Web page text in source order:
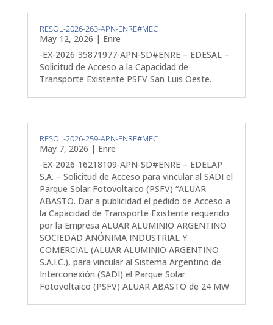
RESOL-2026-263-APN-ENRE#MEC
May 12, 2026 | Enre
-EX-2026-35871977-APN-SD#ENRE – EDESAL –
Solicitud de Acceso a la Capacidad de
Transporte Existente PSFV San Luis Oeste.
RESOL-2026-259-APN-ENRE#MEC
May 7, 2026 | Enre
-EX-2026-16218109-APN-SD#ENRE – EDELAP
S.A. – Solicitud de Acceso para vincular al SADI el
Parque Solar Fotovoltaico (PSFV) “ALUAR
ABASTO. Dar a publicidad el pedido de Acceso a
la Capacidad de Transporte Existente requerido
por la Empresa ALUAR ALUMINIO ARGENTINO
SOCIEDAD ANÓNIMA INDUSTRIAL Y
COMERCIAL (ALUAR ALUMINIO ARGENTINO
S.A.I.C.), para vincular al Sistema Argentino de
Interconexión (SADI) el Parque Solar
Fotovoltaico (PSFV) ALUAR ABASTO de 24 MW